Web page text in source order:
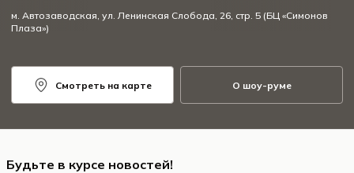
м. Автозаводская, ул. Ленинская Слобода, 26, стр. 5 (БЦ «Симонов
Плаза»)
Смотреть на карте О шоу-руме
Будьте в курсе новостей!